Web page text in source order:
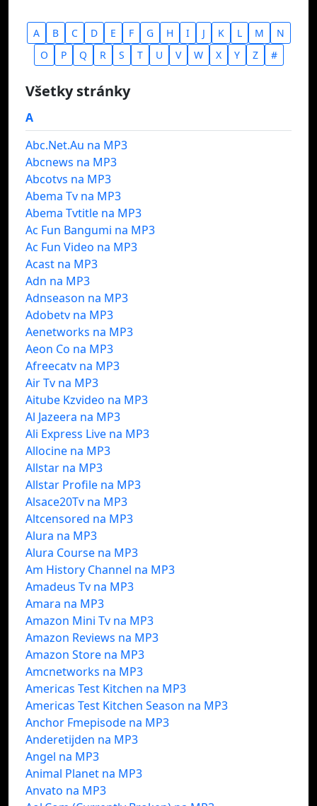
A B C D E F G H I J K L M
N
O
P Q R S T U V W X Y Z #
Všetky stránky
A
Abc.Net.Au na MP3
Abcnews na MP3
Abcotvs na MP3
Abema Tv na MP3
Abema Tvtitle na MP3
Ac Fun Bangumi na MP3
Ac Fun Video na MP3
Acast na MP3
Adn na MP3
Adnseason na MP3
Adobetv na MP3
Aenetworks na MP3
Aeon Co na MP3
Afreecatv na MP3
Air Tv na MP3
Aitube Kzvideo na MP3
Al Jazeera na MP3
Ali Express Live na MP3
Allocine na MP3
Allstar na MP3
Allstar Profile na MP3
Alsace20Tv na MP3
Altcensored na MP3
Alura na MP3
Alura Course na MP3
Am History Channel na MP3
Amadeus Tv na MP3
Amara na MP3
Amazon Mini Tv na MP3
Amazon Reviews na MP3
Amazon Store na MP3
Amcnetworks na MP3
Americas Test Kitchen na MP3
Americas Test Kitchen Season na MP3
Anchor Fmepisode na MP3
Anderetijden na MP3
Angel na MP3
Animal Planet na MP3
Anvato na MP3